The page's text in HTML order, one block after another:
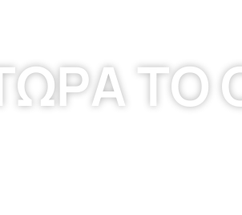
ΤΟ